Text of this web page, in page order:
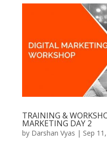
TRAINING &
MARKETING DAY 2
by Darshan Vyas | Sep